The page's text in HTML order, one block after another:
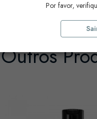
Por favor,